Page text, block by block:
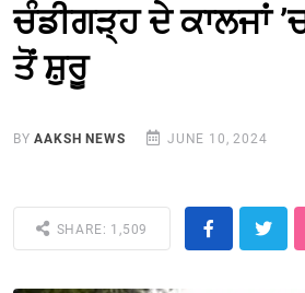
ਚੰਡੀਗੜ੍ਹ ਦੇ ਕਾਲਜਾਂ
ਤੋਂ ਸ਼ੁਰੂ
BYAAKSH NEWS JUNE 10, 2024
SHARE: 1,509